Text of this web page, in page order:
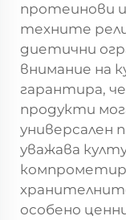
протеинови
техните
диетични
внимание на
гарантира,
продукти
универсален
уважава
особено